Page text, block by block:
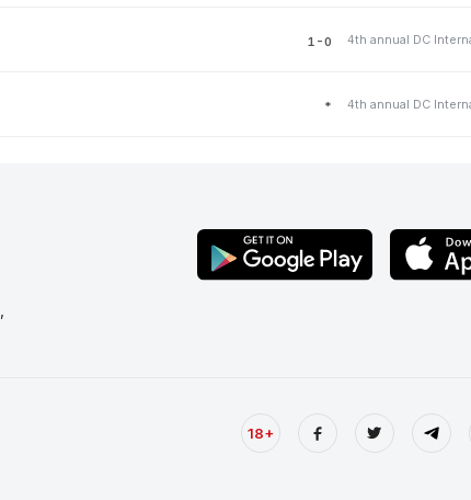
1-0 4th annual DC
* 4th annual DC
18+